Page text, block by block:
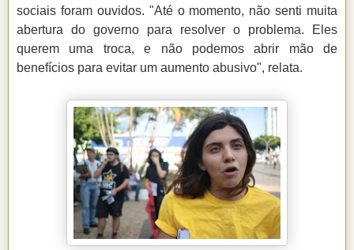
sociais foram ouvidos. "Até o momento, não senti muita
abertura do governo para resolver o problema. Eles
querem uma troca, e não podemos abrir mão de
benefícios para evitar um aumento abusivo", relata.